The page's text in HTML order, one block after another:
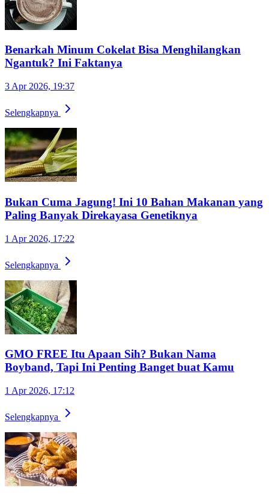
Benarkah Minum Cokelat Bisa Menghilangkan
Ngantuk? Ini Faktanya
3 Apr 2026, 19:37
Selengkapnya
Bukan Cuma Jagung! Ini 10 Bahan Makanan yang
Paling Banyak Direkayasa Genetiknya
1 Apr 2026, 17:22
Selengkapnya
GMO FREE Itu Apaan Sih? Bukan Nama
Boyband, Tapi Ini Penting Banget buat Kamu
1 Apr 2026, 17:12
Selengkapnya